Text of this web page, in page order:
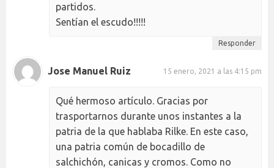
partidos.
Sentían el escudo!!!!!
Responder
Jose Manuel Ruiz 15 enero, 2021 a las 4:15 pm
Qué hermoso artículo. Gracias por
trasportarnos durante unos instantes a la
patria de la que hablaba Rilke. En este caso,
una patria común de bocadillo de
salchichón, canicas y cromos. Como no